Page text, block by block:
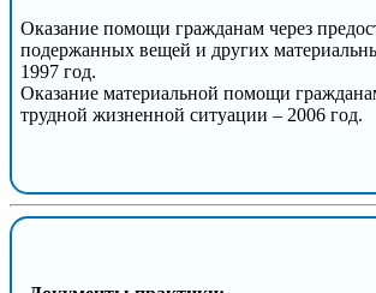
Оказание помощи гражданам через
подержанных вещей и других
1997 год.
Оказание материальной помощи
трудной жизненной ситуации – 2006 год.